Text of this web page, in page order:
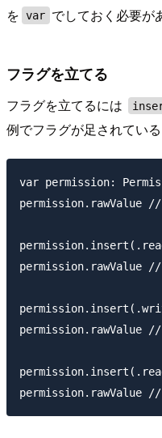
を var でしておく必要が
フラグを立てる
フラグを立てるには
例でフラグが足されてい
var permission:
permission.rawValue
permission.rawValue
permission.rawValue